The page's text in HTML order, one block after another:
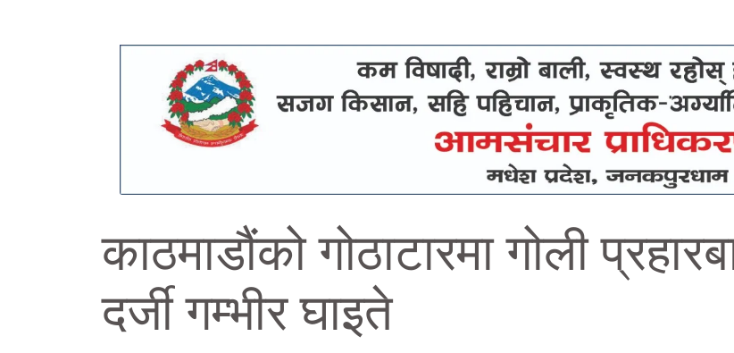
काठमाडौंको गोठाटारमा गोली
दर्जी गम्भीर घाइते